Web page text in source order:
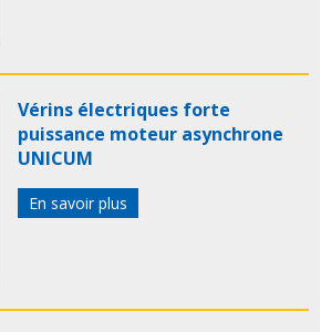
Vérins électriques forte
puissance moteur asynchrone
UNICUM
En savoir plus